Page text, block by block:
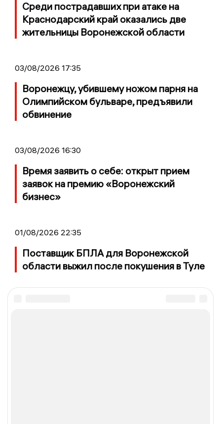
Среди пострадавших при атаке на
Краснодарский край оказались две
жительницы Воронежской области
03/08/2026 17:35
Воронежцу, убившему ножом парня на
Олимпийском бульваре, предъявили
обвинение
03/08/2026 16:30
Время заявить о себе: открыт прием
заявок на премию «Воронежский
бизнес»
01/08/2026 22:35
Поставщик БПЛА для Воронежской
области выжил после покушения в Туле